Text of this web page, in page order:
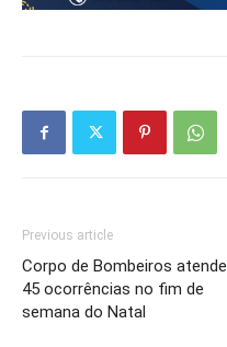
Previous article
Corpo de Bombeiros atende
45 ocorrências no fim de
semana do Natal